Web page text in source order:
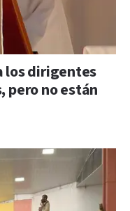
los dirigentes
pero no están